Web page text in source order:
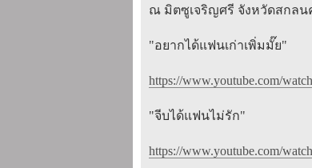
ณ มิตซูเจริญศรี จังหวัดสกลนค
"อยากได้แฟนเก่าเพิ่มมั๊ย"
https://www.youtube.com/
"จีบได้แฟนไม่รัก"
https://www.youtube.com/